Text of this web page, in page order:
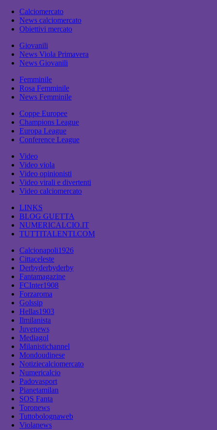
Calciomercato
News calciomercato
Obiettivi mercato
Giovanili
News Viola Primavera
News Giovanili
Femminile
Rosa Femminile
News Femminile
Coppe Europee
Champions League
Europa League
Conference League
Video
Video viola
Video opinionisti
Video virali e divertenti
Video calciomercato
LINKS
BLOG GUETTA
NUMERICALCIO.IT
TUTTITALENTI.COM
Calcionapoli1926
Cittaceleste
Derbyderbyderby
Fantamagazine
FCInter1908
Forzaroma
Golssip
Hellas1903
Ilmilanista
Juvenews
Mediagol
Milanistichannel
Mondoudinese
Notiziecalciomercato
Numericalcio
Padovasport
Pianetamilan
SOS Fanta
Toronews
Tuttobolognaweb
Violanews